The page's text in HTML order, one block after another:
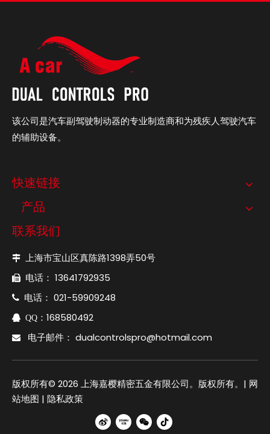
该公司是汽车副驾驶制动器的专业制造商和为残疾人驾驶汽车
的辅助设备。
快速链接
产品
联系我们
 上海市宝山区真陈路1398弄50号
 电话： 13641792935
 电话： 021-59909248
 QQ ：168580492
 电子邮件： dualcontrolspro@hotmail.com
版权所有© 2026 上海嘉樱精密五金有限公司。版权所有。| 网
站地图 | 隐私政策